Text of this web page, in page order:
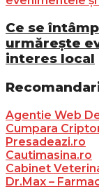
Ce se
urmărește
interes local
Agentie Web
Cumpara
Presadeazi.ro
Cautimasina.ro
Cabinet
Dr.Max –